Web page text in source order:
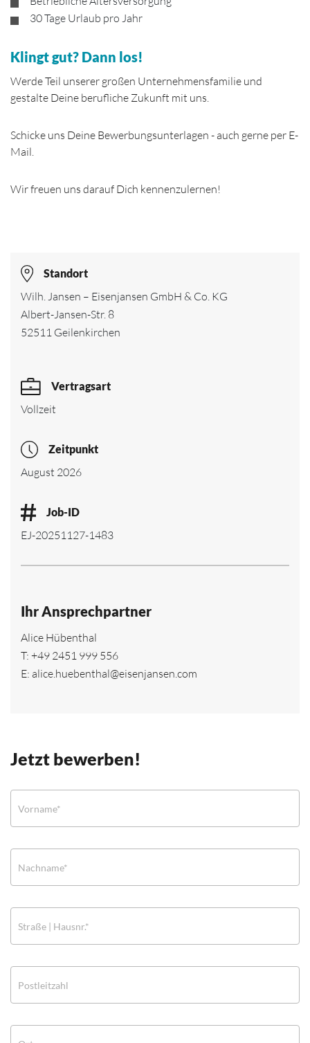
30 Tage Urlaub pro Jahr
Klingt gut? Dann los!
Werde Teil unserer großen Unternehmensfamilie und
gestalte Deine berufliche Zukunft mit uns.
Schicke uns Deine Bewerbungsunterlagen - auch gerne per E-
Mail.
Wir freuen uns darauf Dich kennenzulernen!
Standort
Wilh. Jansen – Eisenjansen GmbH & Co. KG
Albert-Jansen-Str. 8
52511 Geilenkirchen
Vertragsart
Vollzeit
Zeitpunkt
August 2026
Job-ID
EJ-20251127-1483
Ihr Ansprechpartner
Alice Hübenthal
T: +49 2451 999 556
E: alice.huebenthal@eisenjansen.com
Jetzt bewerben!